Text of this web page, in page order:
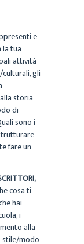
e
la tua
attività
gli
storia
di
sono i
fare un
cosa ti
hai
i
alla
stile/modo